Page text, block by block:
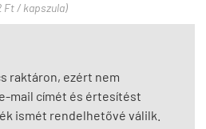
Ft / kapszula)
raktáron, ezért nem
mail címét és értesítést
ismét rendelhetővé válilk.